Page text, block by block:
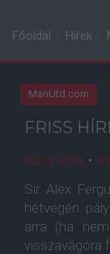
Főoldal Hírek
ManUtd.com
FRISS
Balog Attila •
Sir Alex
hétvégén
arra (ha
visszavágóra